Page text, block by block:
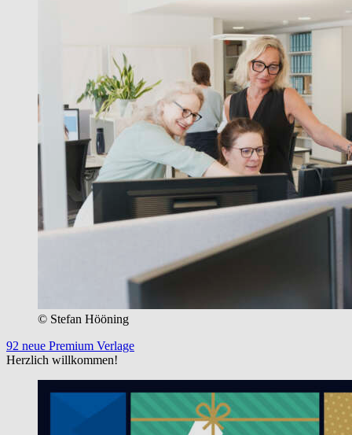
© Stefan Hööning
92 neue Premium Verlage
Herzlich willkommen!